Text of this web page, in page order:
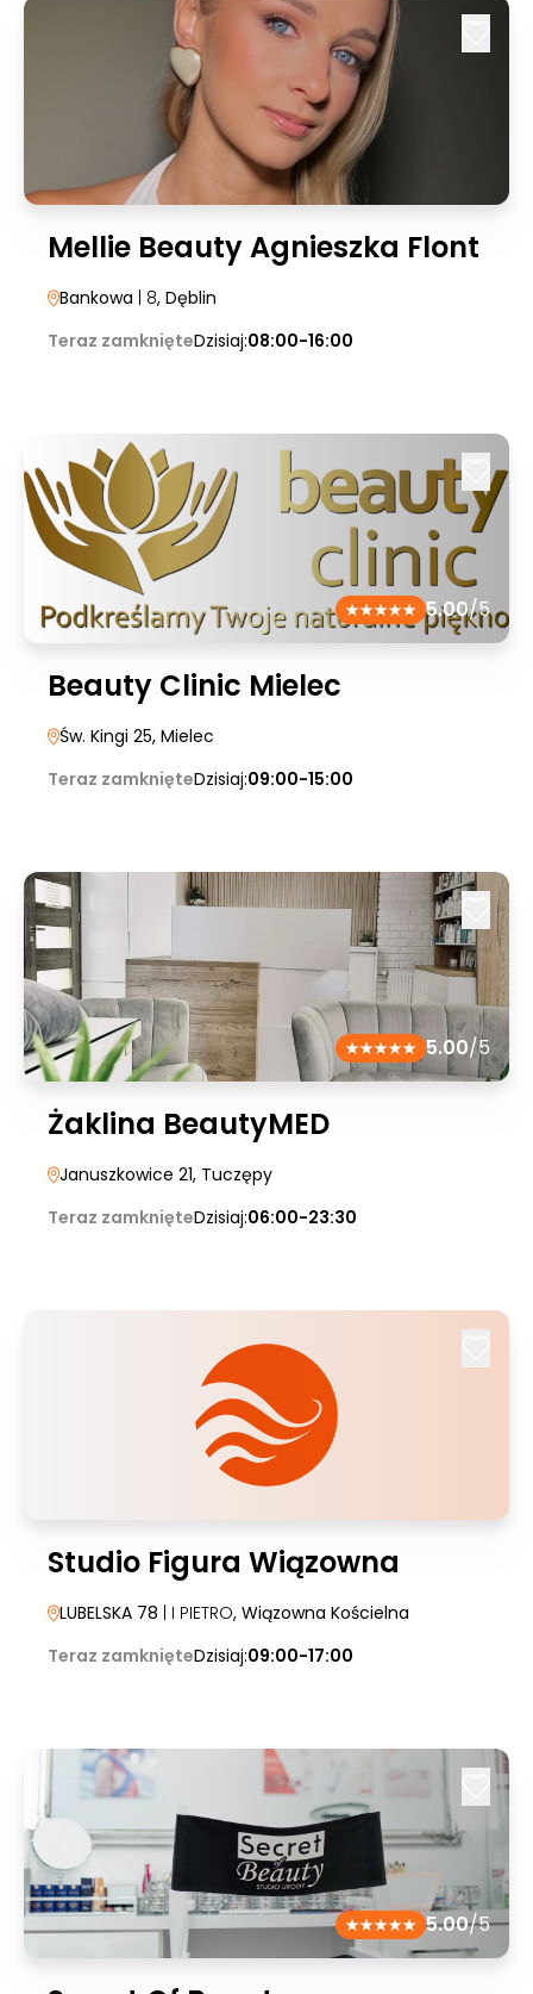
Mellie Beauty Agnieszka Flont
Bankowa | 8, Dęblin
Teraz zamknięteDzisiaj:08:00-16:00
5.00/5
Beauty Clinic Mielec
Św. Kingi 25, Mielec
Teraz zamknięteDzisiaj:09:00-15:00
5.00/5
Żaklina BeautyMED
Januszkowice 21, Tuczępy
Teraz zamknięteDzisiaj:06:00-23:30
Studio Figura Wiązowna
LUBELSKA 78 | I PIETRO, Wiązowna Kościelna
Teraz zamknięteDzisiaj:09:00-17:00
5.00/5